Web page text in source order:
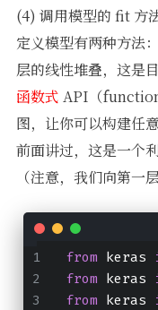
(4) 调用模型的 fit 方
定义模型有两种方法
层的线性堆叠，这是
函数式 API（
图，让你可以构建任
前面讲过，这是一个
（注意，我们向第一
from keras
from keras
from keras